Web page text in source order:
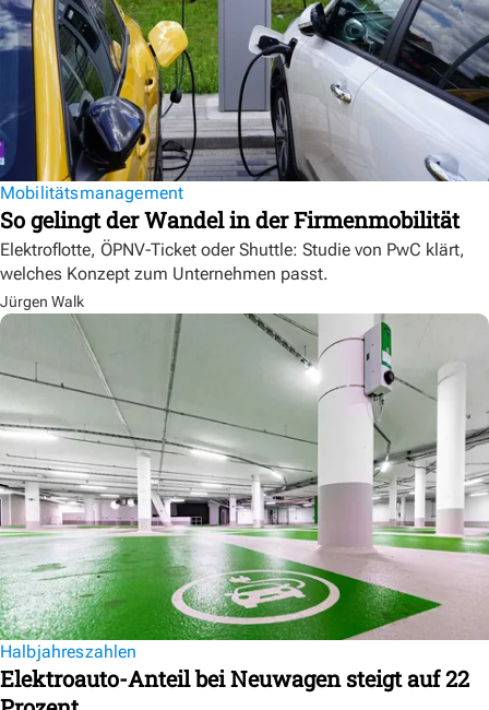
Mobilitätsmanagement
So gelingt der Wandel in der Firmenmobilität
Elektroflotte, ÖPNV-Ticket oder Shuttle: Studie von PwC klärt,
welches Konzept zum Unternehmen passt.
Jürgen Walk
Halbjahreszahlen
Elektroauto-Anteil bei Neuwagen steigt auf 22